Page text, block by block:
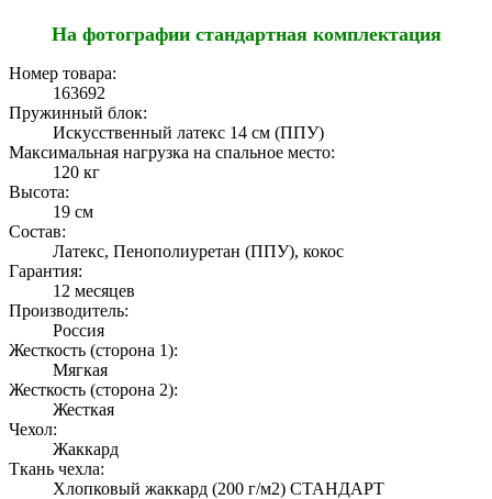
На фотографии стандартная комплектация
Номер товара:
163692
Пружинный блок:
Искусственный латекс 14 см (ППУ)
Максимальная нагрузка на спальное место:
120 кг
Высота:
19 см
Состав:
Латекс, Пенополиуретан (ППУ), кокос
Гарантия:
12 месяцев
Производитель:
Россия
Жесткость (сторона 1):
Мягкая
Жесткость (сторона 2):
Жесткая
Чехол:
Жаккард
Ткань чехла:
Хлопковый жаккард (200 г/м2) СТАНДАРТ